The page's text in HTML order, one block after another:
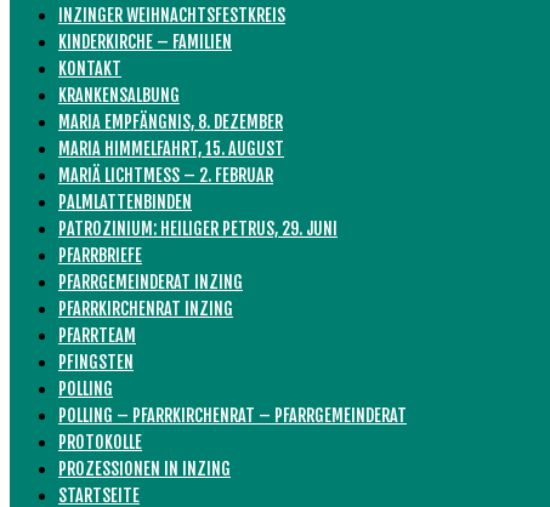
INZINGER WEIHNACHTSFESTKREIS
KINDERKIRCHE – FAMILIEN
KONTAKT
KRANKENSALBUNG
MARIA EMPFÄNGNIS, 8. DEZEMBER
MARIA HIMMELFAHRT, 15. AUGUST
MARIÄ LICHTMESS – 2. FEBRUAR
PALMLATTENBINDEN
PATROZINIUM: HEILIGER PETRUS, 29. JUNI
PFARRBRIEFE
PFARRGEMEINDERAT INZING
PFARRKIRCHENRAT INZING
PFARRTEAM
PFINGSTEN
POLLING
POLLING – PFARRKIRCHENRAT – PFARRGEMEINDERAT
PROTOKOLLE
PROZESSIONEN IN INZING
STARTSEITE